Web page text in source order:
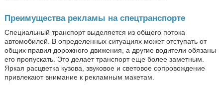
Преимущества рекламы на спецтранспорте
Специальный транспорт выделяется из общего потока
автомобилей. В определенных ситуациях может отступать от
общих правил дорожного движения, а другие водители обязаны
его пропускать. Это делает транспорт еще более заметным.
Яркая расцветка кузова, звуковое и световое сопровождение
привлекают внимание к рекламным макетам.